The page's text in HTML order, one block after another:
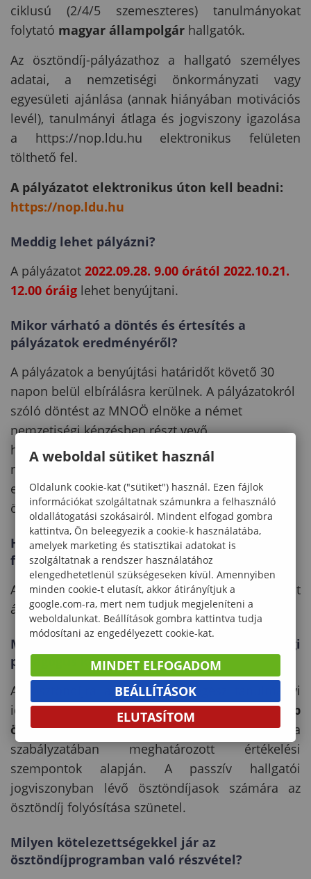
ciklusú (2/4/5 szemeszteres) tanulmányokat
folytató magyar állampolgár hallgatók.
Az ösztöndíj-pályázathoz a hallgató személyes
adatai, a nemzetiségi önkormányzati vagy
egyesületi ajánlása (annak hiányában motivációs
levél), tanulmányi átlaga és jogviszony igazolása
a https://nop.ldu.hu elektronikus felületen
tölthető fel.
A pályázatot elektronikus úton kell beadni:
https://nop.ldu.hu
Meddig lehet pályázni?
A pályázatot 2022.09.28. 9.00 órától 2022.10.21.
12.00 óráig lehet benyújtani.
Mikor várható a döntés és értesítés a
pályázatok eredményéről?
A pályázatok a benyújtási határidőt követő 30
napon belül elbírálásra kerülnek. A pályázatokról
szóló döntést az MNOÖ elnöke a német
nemzetiségi képzésben részt vevő
hallgatókesetében személyesen, a nem német
nemzetiségi képzésben részt vevő hallgatók
esetében a társnemzetiségek országos
önkormányzatainak bevonásával hozza meg.
Hogyan és mikor történik az ösztöndíj
folyósítása?
A szabályzatban meghatározottak szerint
átutalással.
Meddig jogosult az ösztöndíjas a nemzetiségi
pedagógus képzési ösztöndíjra?
Az ösztöndíjra a hallgató az egész tanulmányi
idejére jogosult, de csakaz aktív félévekre kap
ösztöndíjata NPTÖ pályázati felhívásában és a
szabályzatában meghatározott értékelési
szempontok alapján. A passzív hallgatói
jogviszonyban lévő ösztöndíjasok számára az
ösztöndíj folyósítása szünetel.
Milyen kötelezettségekkel jár az
ösztöndíjprogramban való részvétel?
A weboldal sütiket használ
Oldalunk cookie-kat ("sütiket") használ. Ezen fájlok
információkat szolgáltatnak számunkra a felhasználó
oldallátogatási szokásairól. Mindent elfogad gombra
kattintva, Ön beleegyezik a cookie-k használatába,
amelyek marketing és statisztikai adatokat is
szolgáltatnak a rendszer használatához
elengedhetetlenül szükségeseken kívül. Amennyiben
minden cookie-t elutasít, akkor átirányítjuk a
google.com-ra, mert nem tudjuk megjeleníteni a
weboldalunkat. Beállítások gombra kattintva tudja
módosítani az engedélyezett cookie-kat.
MINDET ELFOGADOM
BEÁLLÍTÁSOK
ELUTASÍTOM